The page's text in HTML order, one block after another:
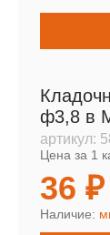
ф3,8 в
артикул:
Цена за 1
36 ₽
Наличие: